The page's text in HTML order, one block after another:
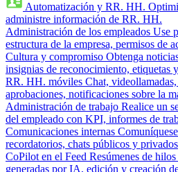
Automatización y RR. HH.
administre información de RR. HH.
Administración de los empleados Use
estructura de la empresa, permisos de
Cultura y compromiso Obtenga
insignias de reconocimiento, etiquetas
RR. HH. móviles Chat,
aprobaciones, notificaciones sobre la
Administración de trabajo Realice un
del empleado con KPI, informes de
Comunicaciones internas
recordatorios, chats públicos y privados
CoPilot en el Feed Resúmenes de
generadas por IA, edición y creación